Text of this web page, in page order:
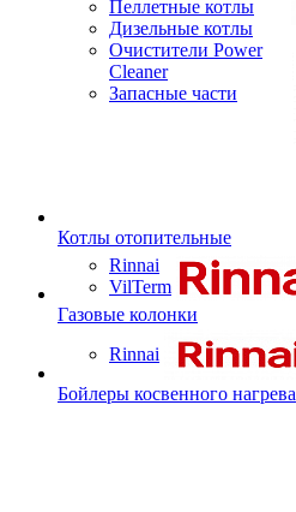
Пеллетные котлы
Дизельные котлы
Очистители Power
Cleaner
Запасные части
Котлы отопительные
Rinnai
VilTerm
Газовые колонки
Rinnai
Бойлеры косвенного нагрева